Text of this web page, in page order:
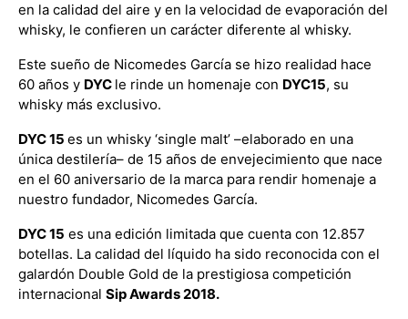
en la calidad del aire y en la velocidad de evaporación del
whisky, le confieren un carácter diferente al whisky.
Este sueño de Nicomedes García se hizo realidad hace
60 años y DYC le rinde un homenaje con DYC15, su
whisky más exclusivo.
DYC 15 es un whisky ‘single malt’ –elaborado en una
única destilería– de 15 años de envejecimiento que nace
en el 60 aniversario de la marca para rendir homenaje a
nuestro fundador, Nicomedes García.
DYC 15 es una edición limitada que cuenta con 12.857
botellas. La calidad del líquido ha sido reconocida con el
galardón Double Gold de la prestigiosa competición
internacional Sip Awards 2018.